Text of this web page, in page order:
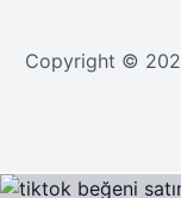
Copyright ©